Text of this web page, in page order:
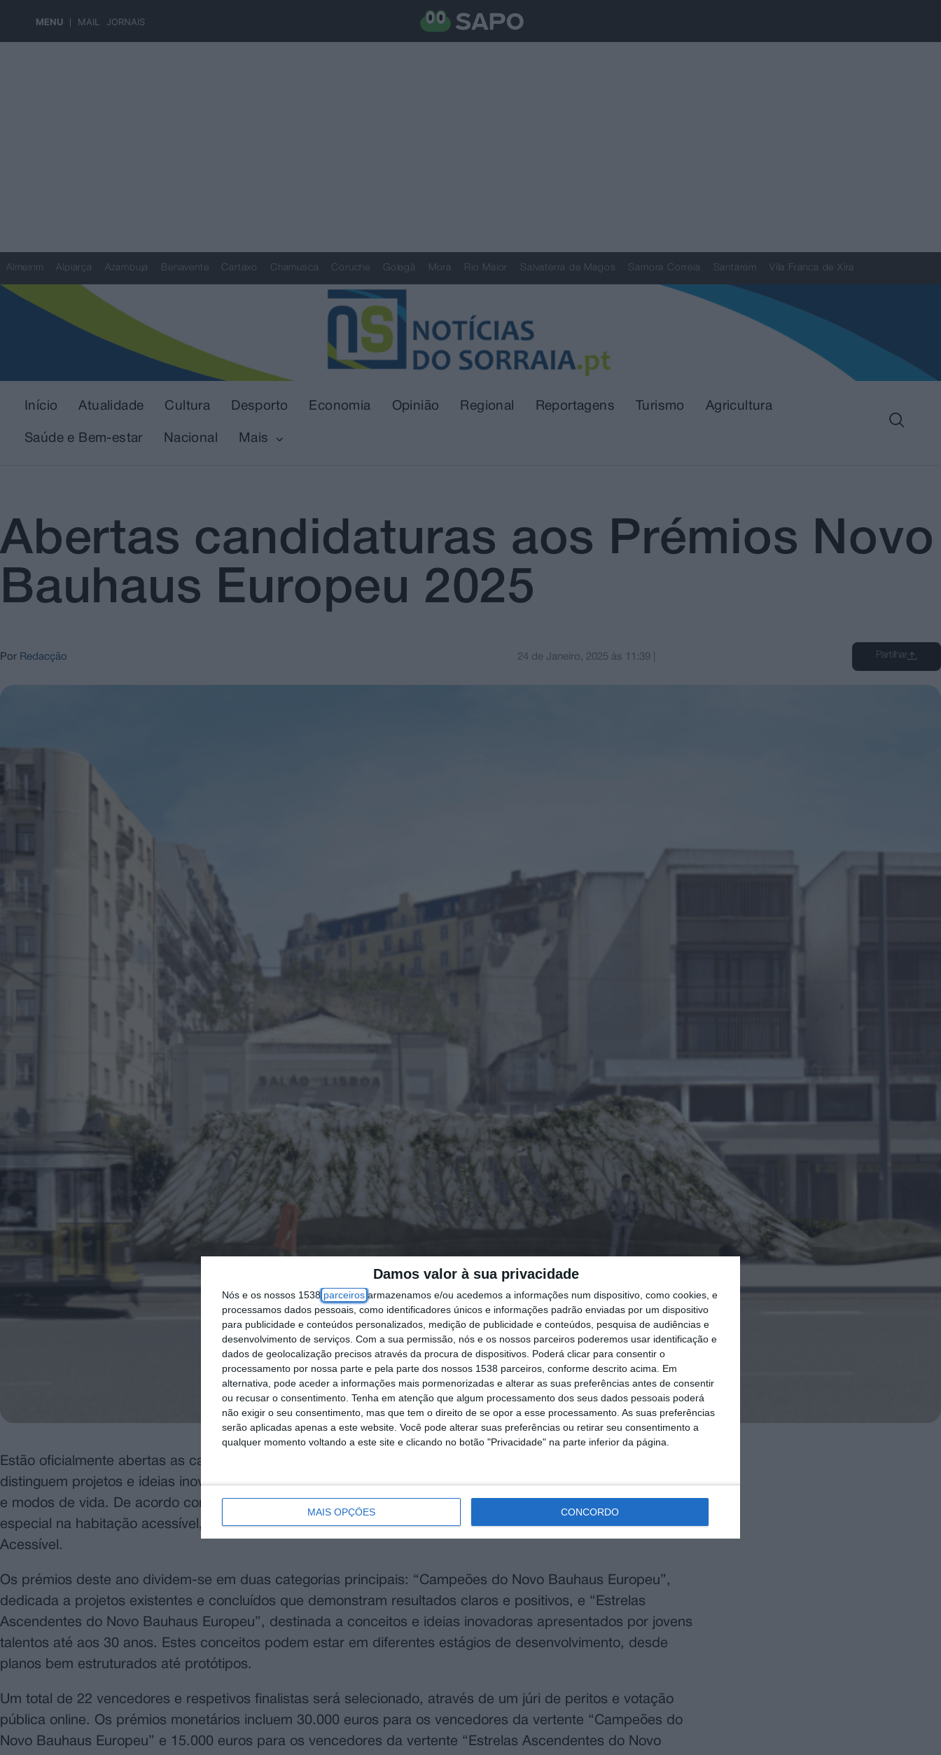
Damos valor à sua privacidade
Nós e os nossos 1538 parceiros armazenamos e/ou acedemos a informações num dispositivo, como cookies, e
processamos dados pessoais, como identificadores únicos e informações padrão enviadas por um dispositivo
para publicidade e conteúdos personalizados, medição de publicidade e conteúdos, pesquisa de audiências e
desenvolvimento de serviços. Com a sua permissão, nós e os nossos parceiros poderemos usar identificação e
dados de geolocalização precisos através da procura de dispositivos. Poderá clicar para consentir o
processamento por nossa parte e pela parte dos nossos 1538 parceiros, conforme descrito acima. Em
alternativa, pode aceder a informações mais pormenorizadas e alterar as suas preferências antes de consentir
ou recusar o consentimento. Tenha em atenção que algum processamento dos seus dados pessoais poderá
não exigir o seu consentimento, mas que tem o direito de se opor a esse processamento. As suas preferências
serão aplicadas apenas a este website. Você pode alterar suas preferências ou retirar seu consentimento a
qualquer momento voltando a este site e clicando no botão "Privacidade" na parte inferior da página.
MAIS OPÇÕES CONCORDO
MENU MAIL JORNAIS
Almeirim Alpiarça Azambuja Benavente Cartaxo Chamusca Coruche Golegã Mora Rio Maior Salvaterra de Magos Samora Correia Santarém Vila Franca de Xira
Início Atualidade Cultura Desporto Economia Opinião Regional Reportagens Turismo Agricultura
Saúde e Bem-estar Nacional Mais
Abertas candidaturas aos Prémios Novo
Bauhaus Europeu 2025
Por Redacção 24 de Janeiro, 2025 às 11:39 Partilhar
Estão oficialmente abertas as candidaturas para a edição de 2025 dos Prémios Novo Bauhaus Europeu, que
distinguem projetos e ideias inovadoras que promovem a sustentabilidade, inclusão e beleza nos nossos bairros
e modos de vida. De acordo com a organização, este ano, o concurso apresenta novidades, com um foco
especial na habitação acessível, introduzindo os novos Prémios Novo Bauhaus Europeu para Habitação
Acessível.
Os prémios deste ano dividem-se em duas categorias principais: “Campeões do Novo Bauhaus Europeu”,
dedicada a projetos existentes e concluídos que demonstram resultados claros e positivos, e “Estrelas
Ascendentes do Novo Bauhaus Europeu”, destinada a conceitos e ideias inovadoras apresentados por jovens
talentos até aos 30 anos. Estes conceitos podem estar em diferentes estágios de desenvolvimento, desde
planos bem estruturados até protótipos.
Um total de 22 vencedores e respetivos finalistas será selecionado, através de um júri de peritos e votação
pública online. Os prémios monetários incluem 30.000 euros para os vencedores da vertente “Campeões do
Novo Bauhaus Europeu” e 15.000 euros para os vencedores da vertente “Estrelas Ascendentes do Novo